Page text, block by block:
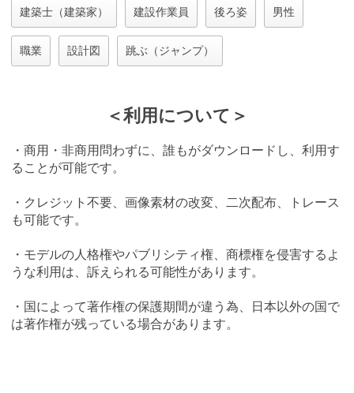
建築士（建築家） 建設作業員 後ろ姿 男性
職業 設計図 跳ぶ（ジャンプ）
＜利用について＞
・商用・非商用問わずに、誰もがダウンロードし、利用す
ることが可能です。
・クレジット不要、画像素材の改変、二次配布、トレース
も可能です。
・モデルの人格権やパブリシティ権、商標権を侵害するよ
うな利用は、訴えられる可能性があります。
・国によって著作権の保護期間が違う為、日本以外の国で
は著作権が残っている場合があります。